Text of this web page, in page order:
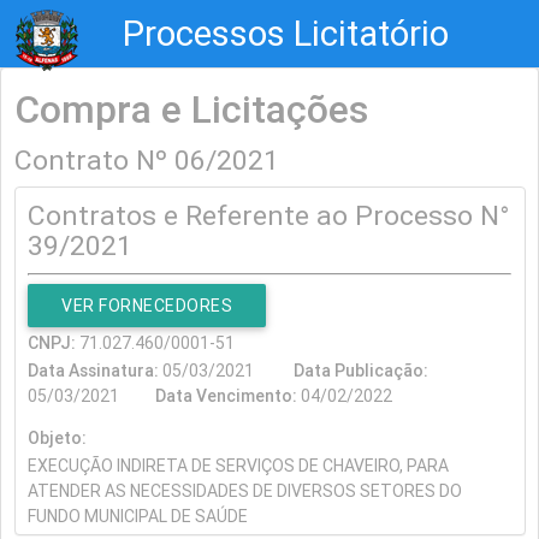
Processos Licitatório
Compra e Licitações
Contrato Nº 06/2021
Contratos e Referente ao Processo N°
39/2021
VER FORNECEDORES
CNPJ: 71.027.460/0001-51
Data Assinatura: 05/03/2021 Data Publicação:
05/03/2021 Data Vencimento: 04/02/2022
Objeto:
EXECUÇÃO INDIRETA DE SERVIÇOS DE CHAVEIRO, PARA
ATENDER AS NECESSIDADES DE DIVERSOS SETORES DO
FUNDO MUNICIPAL DE SAÚDE